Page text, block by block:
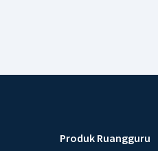
Produk Ruangguru